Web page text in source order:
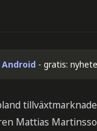
Android - gratis:
Mattias